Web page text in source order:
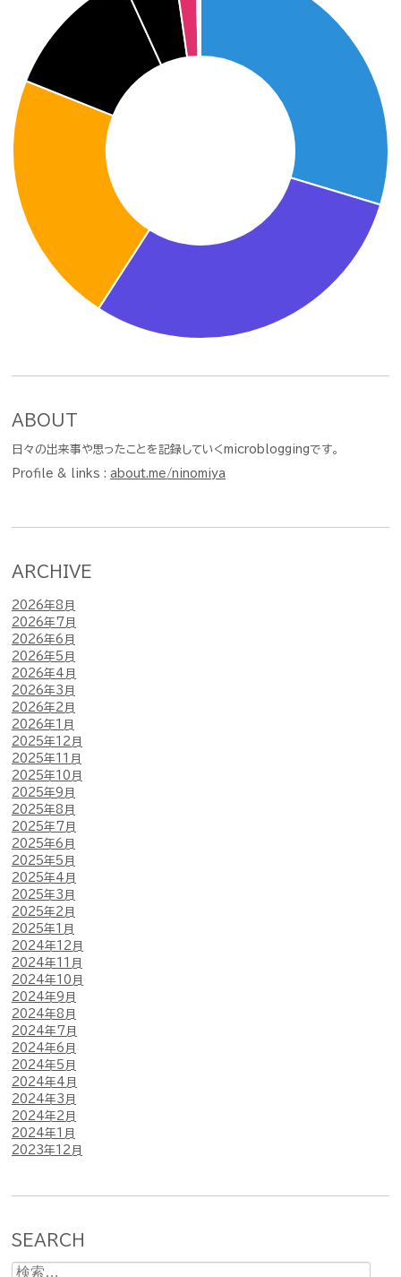
ABOUT
日々の出来事や思ったことを記録していくmicrobloggingです。
Profile & links : about.me/ninomiya
ARCHIVE
2026年8月
2026年7月
2026年6月
2026年5月
2026年4月
2026年3月
2026年2月
2026年1月
2025年12月
2025年11月
2025年10月
2025年9月
2025年8月
2025年7月
2025年6月
2025年5月
2025年4月
2025年3月
2025年2月
2025年1月
2024年12月
2024年11月
2024年10月
2024年9月
2024年8月
2024年7月
2024年6月
2024年5月
2024年4月
2024年3月
2024年2月
2024年1月
2023年12月
SEARCH
検